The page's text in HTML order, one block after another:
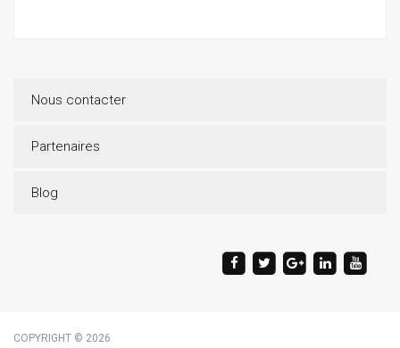
Nous contacter
Partenaires
Blog
COPYRIGHT © 2026